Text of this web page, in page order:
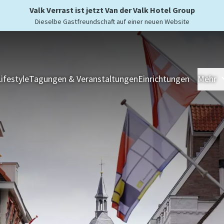
Valk Verrast ist jetzt Van der Valk Hotel Group
Dieselbe Gastfreundschaft auf einer neuen Website
Tagungen & VeranstaltungenEinrichtungen Mehr